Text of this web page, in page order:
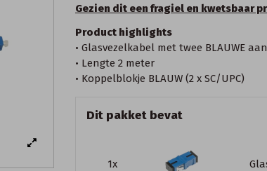
Gezien dit een fragiel en kwetsbaar
Product highlights
• Glasvezelkabel met twee BLAUWE
• Lengte 2 meter
• Koppelblokje BLAUW (2 x SC/UPC)
Dit pakket bevat
1x